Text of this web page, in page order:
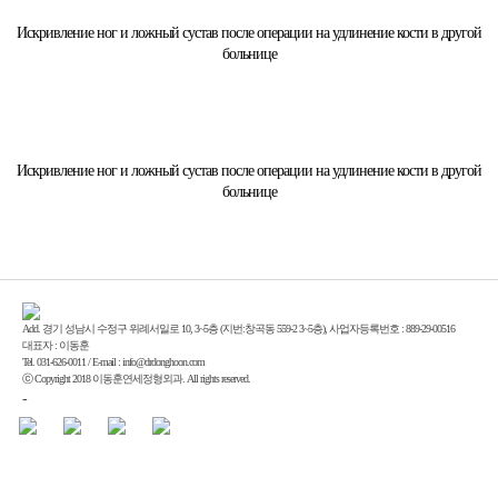
Искривление ног и ложный сустав после операции на удлинение кости в другой
больнице
Искривление ног и ложный сустав после операции на удлинение кости в другой
больнице
Add. 경기 성남시 수정구 위례서일로 10, 3~5층 (지번:창곡동 559-2 3~5층), 사업자등록번호 : 889-29-00516
대표자 : 이동훈
Tel. 031-626-0011 / E-mail : info@drdonghoon.com
ⓒ Copyright 2018 이동훈연세정형외과. All rights reserved.
-